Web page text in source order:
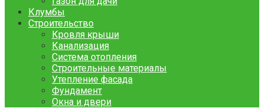
Клумбы
Строительство
Кровля крыши
Канализация
Система отопления
Строительные материалы
Утепление фасада
Фундамент
Окна и двери